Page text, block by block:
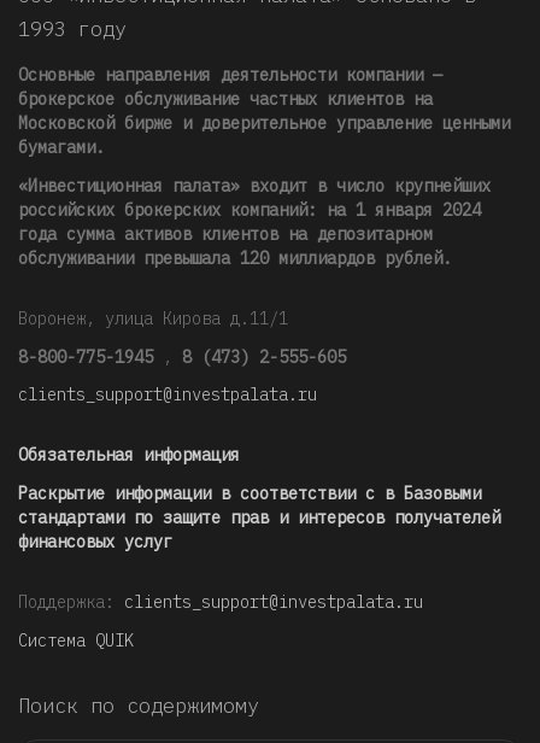
1993 году
Основные направления деятельности компании —
брокерское обслуживание частных клиентов на
Московской бирже и доверительное управление ценными
бумагами.
«Инвестиционная палата» входит в число крупнейших
российских брокерских компаний: на 1 января 2024
года сумма активов клиентов на депозитарном
обслуживании превышала 120 миллиардов рублей.
Воронеж, улица Кирова д.11/1
8-800-775-1945 , 8 (473) 2-555-605
clients_support@investpalata.ru
Обязательная информация
Раскрытие информации в соответствии с в Базовыми
стандартами по защите прав и интересов получателей
финансовых услуг
Поддержка: clients_support@investpalata.ru
Система QUIK
Поиск по содержимому